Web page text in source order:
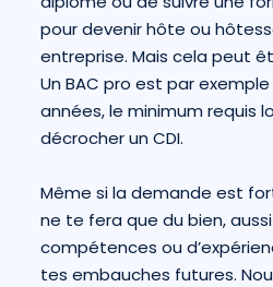
pour devenir hôte ou
entreprise. Mais cela peut
Un BAC pro est par
années, le minimum requis
décrocher un CDI.
Même si la demande est
ne te fera que du bien,
compétences ou
tes embauches futures.